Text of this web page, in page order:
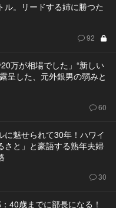
ル。リードする姉に勝つた
92
20万が相場でした」“新しい
呈した、元外銀男の弱みと
60
に魅せられて30年！ハワイ
さと」と豪語する熟年夫婦
30
40歳までに部長になる！